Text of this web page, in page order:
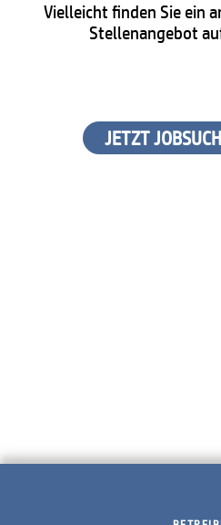
Vielleicht finden Sie ein
Stellenangebot
JETZT